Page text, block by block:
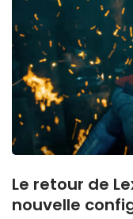
Le retour de
nouvelle